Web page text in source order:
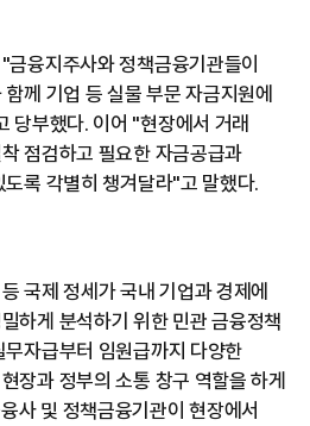
융지주사와 정책금융기관들이
께 기업 등 실물 부문 자금지원에
당부했다. 이어 "현장에서 거래
점검하고 필요한 자금공급과
록 각별히 챙겨달라"고 말했다.
국제 정세가 국내 기업과 경제에
하게 분석하기 위한 민관 금융정책
자급부터 임원급까지 다양한
장과 정부의 소통 창구 역할을 하게
사 및 정책금융기관이 현장에서